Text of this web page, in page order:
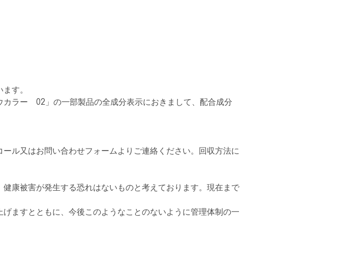
す。
ラー 02」の一部製品の全成分表示におきまして、配合成分
ル又はお問い合わせフォームよりご連絡ください。回収方法に
康被害が発生する恐れはないものと考えております。現在まで
ますとともに、今後このようなことのないように管理体制の一